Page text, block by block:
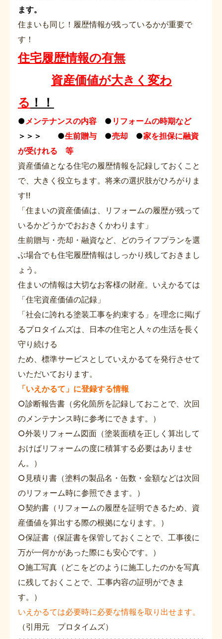
ます。
住まいも同じ！履歴情報が残っているかが重要で
す！
住宅履歴情報の有無
資産価値が大きく変わ
る ！！
●メンテナンスの内容 ● リフォームの時期など
＞＞＞
●生前贈与 ●売却 ●家を担保に融資
が受けれる 等
資産価値となる住宅の履歴情報を記録しておくこと
で、大きく役立ちます。将来の選択肢がひろがりま
す!!
「住まいの資産価値は、リフォームの履歴が残って
いるかどうかでおおきくかわります」
生前贈与・売却・融資など、どのライフプランを選
ぶ場合でも住宅履歴情報はしっかり残しておきまし
ょう。
住まいの情報は大切なお客様の財産。いえかるては
「住宅資産価値の記録」
「社会に誇れる塗装工事を約束する」を理念に掲げ
るプロタイムズは、日本の住宅と人々の生活を長く
守り続ける
ため、標準サービスとしていえかるてを発行させて
いただいております。
「いえかるて」に登録する情報
○診断報告書（劣化箇所を記録しておことで、次回
のメンテナンス時に参考にできます。）
○外装リフォーム図面（塗装面積を正しく算出して
おけばリフォームの度に積算する必要はありませ
ん。）
○見積り書（塗料の製品名・缶数・金額などは次回
のリフォーム時に参照できます。）
○契約書（リフォームの履歴を証明できるため、資
産価値を算出する際の根拠になります。）
○保証書（保証書を保管しておくことで、工事後に
万が一何かがあった際にも安心です。）
○施工写真（どこをどのように施工したのかを写真
に残しておくことで、工事内容の証明ができま
す。）
いえかるては必要時に必要な情報を取り出せます。
（引用元 プロタイムズ）